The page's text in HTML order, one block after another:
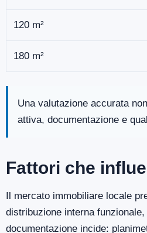
120 m²
180 m²
Una valutazione accurata
attiva, documentazione e
Fattori che
Il mercato immobiliare locale
distribuzione interna
documentazione incide: